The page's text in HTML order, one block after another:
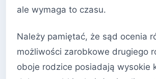
ale wymaga to czasu.
Należy pamiętać, że sąd ocenia
możliwości zarobkowe drugiego
oboje rodzice posiadają wysokie